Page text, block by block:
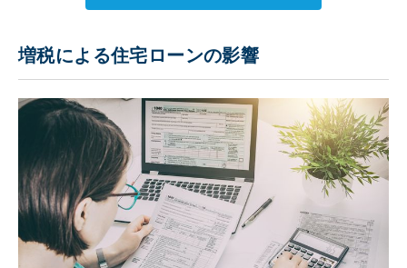
増税による住宅ローンの影響